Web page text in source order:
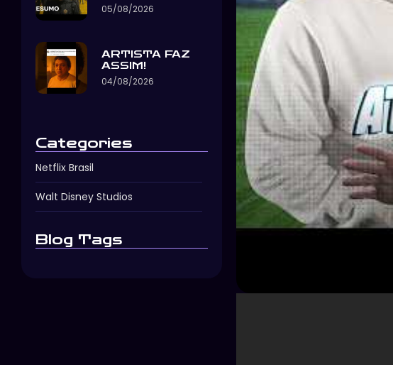
05/08/2026
ARTISTA FAZ
ASSIM!
04/08/2026
Categories
Netflix Brasil
Walt Disney Studios
Blog Tags